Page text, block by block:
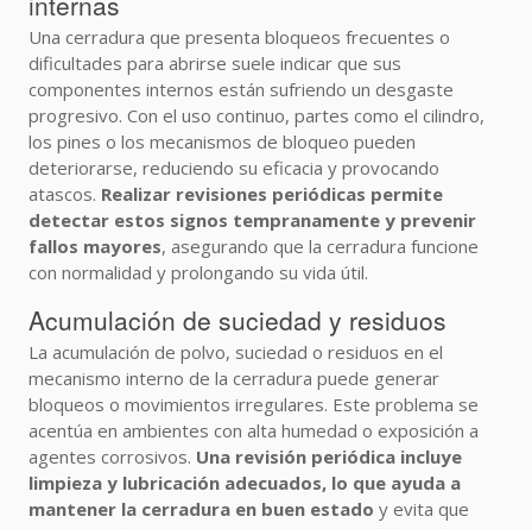
Una cerradura que presenta bloqueos frecuentes o
dificultades para abrirse suele indicar que sus
componentes internos están sufriendo un desgaste
progresivo. Con el uso continuo, partes como el cilindro,
los pines o los mecanismos de bloqueo pueden
deteriorarse, reduciendo su eficacia y provocando
atascos. Realizar revisiones periódicas permite
detectar estos signos tempranamente y prevenir
fallos mayores, asegurando que la cerradura funcione
con normalidad y prolongando su vida útil.
Acumulación de suciedad y residuos
La acumulación de polvo, suciedad o residuos en el
mecanismo interno de la cerradura puede generar
bloqueos o movimientos irregulares. Este problema se
acentúa en ambientes con alta humedad o exposición a
agentes corrosivos. Una revisión periódica incluye
limpieza y lubricación adecuados, lo que ayuda a
mantener la cerradura en buen estado y evita que